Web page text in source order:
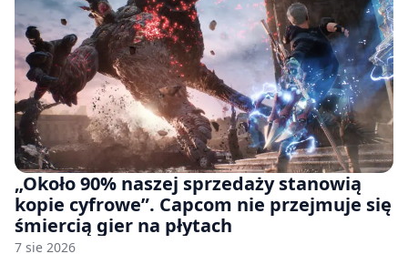
„Około 90% naszej sprzedaży stanowią
kopie cyfrowe”. Capcom nie przejmuje się
śmiercią gier na płytach
7 sie 2026